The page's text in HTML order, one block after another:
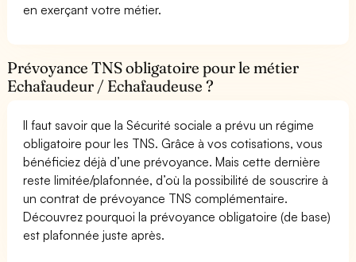
en exerçant votre métier.
Prévoyance TNS obligatoire pour le métier
Echafaudeur / Echafaudeuse ?
Il faut savoir que la Sécurité sociale a prévu un régime
obligatoire pour les TNS. Grâce à vos cotisations, vous
bénéficiez déjà d’une prévoyance. Mais cette dernière
reste limitée/plafonnée, d’où la possibilité de souscrire à
un contrat de prévoyance TNS complémentaire.
Découvrez pourquoi la prévoyance obligatoire (de base)
est plafonnée juste après.